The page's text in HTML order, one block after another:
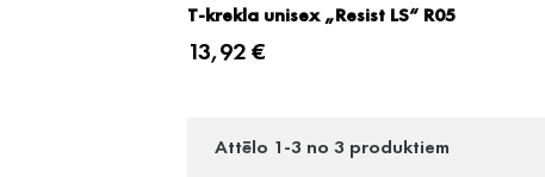
T-krekla unisex „Resist LS“ R05
13,92 €
Attēlo 1-3 no 3 produktiem